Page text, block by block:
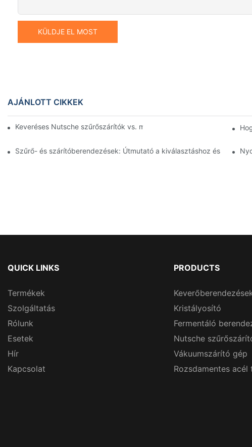
KÜLDJE EL MOST
AJÁNLOTT CIKKEK
Keveréses Nutsche szűrőszárítók vs. más szárítási módszerek:
Szűrő- és szárítóberendezések: Útmutató a kiválasztáshoz és
QUICK LINKS
Termékek
Szolgáltatás
Rólunk
Esetek
Hír
Kapcsolat
PRODUCTS
Kristályosító
Fermentáló
Nutsche
Vákuumszárító gép
Rozsdamentes